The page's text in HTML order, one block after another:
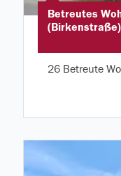
Betreutes
(Birkenstraße)
26 Betreute